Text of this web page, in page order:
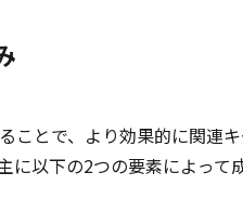
ことで、より効果的に関連
以下の2つの要素によって